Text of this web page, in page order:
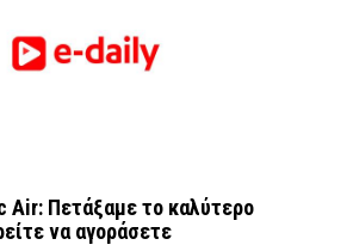
Air: Πετάξαμε το καλύτερο
να αγοράσετε